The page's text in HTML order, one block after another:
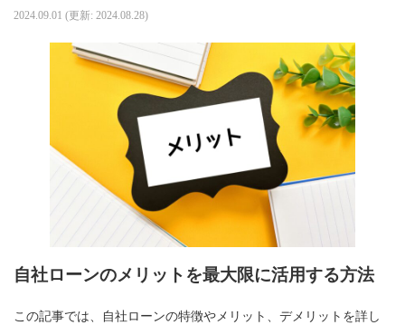
2024.09.01 (更新: 2024.08.28)
自社ローンのメリットを最大限に活用する方法
この記事では、自社ローンの特徴やメリット、デメリットを詳し